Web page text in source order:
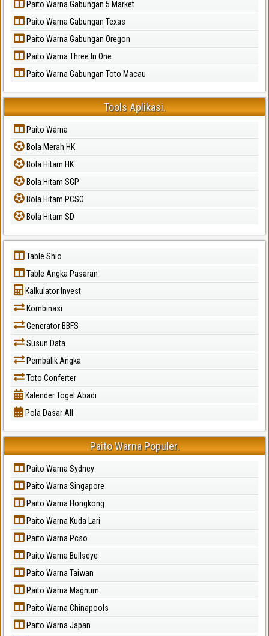
Paito Warna Gabungan 5 Market
Paito Warna Gabungan Texas
Paito Warna Gabungan Oregon
Paito Warna Three In One
Paito Warna Gabungan Toto Macau
Tools Aplikasi.
Paito Warna
Bola Merah HK
Bola Hitam HK
Bola Hitam SGP
Bola Hitam PCSO
Bola Hitam SD
Table Shio
Table Angka Pasaran
Kalkulator Invest
Kombinasi
Generator BBFS
Susun Data
Pembalik Angka
Toto Conferter
Kalender Togel Abadi
Pola Dasar All
Paito Warna Populer.
Paito Warna Sydney
Paito Warna Singapore
Paito Warna Hongkong
Paito Warna Kuda Lari
Paito Warna Pcso
Paito Warna Bullseye
Paito Warna Taiwan
Paito Warna Magnum
Paito Warna Chinapools
Paito Warna Japan